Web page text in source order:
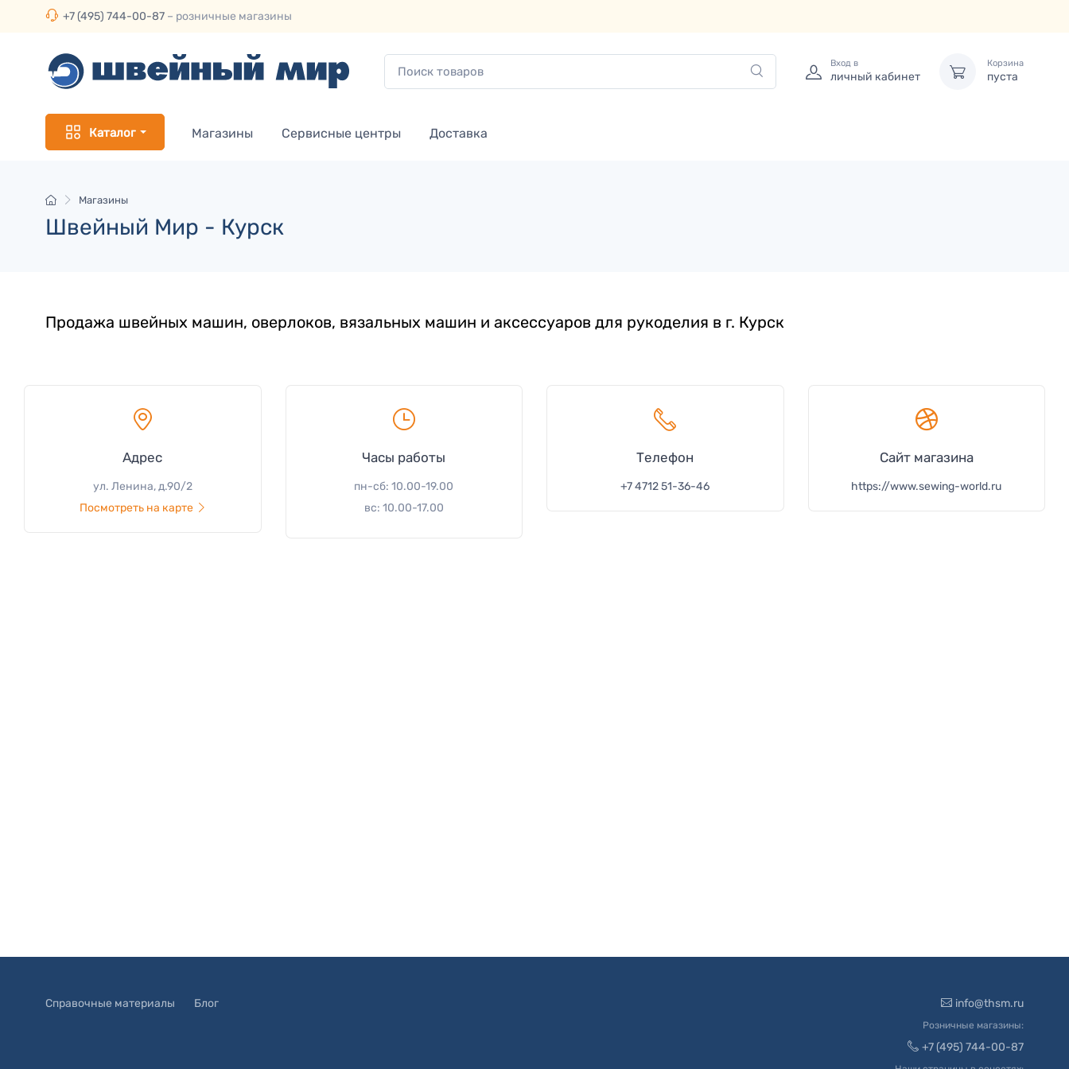
+7 (495) 744-00-87 – розничные магазины
Вход в
личный кабинет
Корзина
пуста
Каталог Магазины Сервисные центры Доставка
Магазины
Швейный Мир - Курск
Продажа швейных машин, оверлоков, вязальных машин и аксессуаров для рукоделия в г. Курск
Адрес
ул. Ленина, д.90/2
Посмотреть на карте
Часы работы
пн-сб: 10.00-19.00
вс: 10.00-17.00
Телефон
+7 4712 51-36-46
Сайт магазина
https://www.sewing-world.ru
Справочные материалы Блог info@thsm.ru
Розничные магазины:
+7 (495) 744-00-87